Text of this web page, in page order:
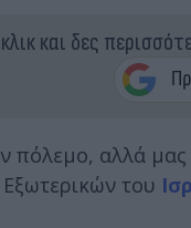
και δες
πόλεμο, αλλά
του